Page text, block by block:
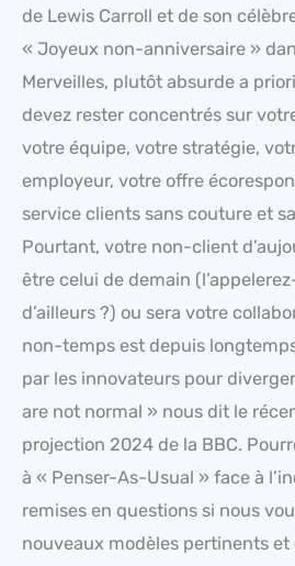
de Lewis Carroll et de son
« Joyeux non-anniversaire »
Merveilles, plutôt absurde a
devez rester concentrés sur
votre équipe, votre stratégie,
employeur, votre offre
service clients sans couture et
Pourtant, votre non-client
être celui de demain
d’ailleurs ?) ou sera votre
non-temps est depuis
par les innovateurs pour
are not normal » nous dit le
projection 2024 de la BBC.
à « Penser-As-Usual » face à
remises en questions si nous
nouveaux modèles pertinents